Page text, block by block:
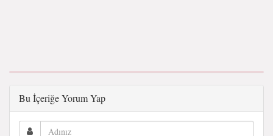
Bu İçeriğe Yorum Yap